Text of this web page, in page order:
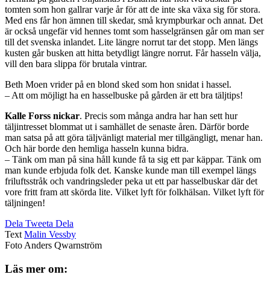
tomten som hon gallrar varje år för att de inte ska växa sig för stora.
Med ens får hon ämnen till skedar, små krympburkar och annat. Det
är också ungefär vid hennes tomt som hasselgränsen går om man ser
till det svenska inlandet. Lite längre norrut tar det stopp. Men längs
kusten går busken att hitta betydligt längre norrut. Får hasseln välja,
vill den bara slippa för brutala vintrar.
Beth Moen vrider på en blond sked som hon snidat i hassel.
– Att om möjligt ha en hasselbuske på gården är ett bra täljtips!
Kalle Forss nickar. Precis som många andra har han sett hur
täljintresset blommat ut i samhället de senaste åren. Därför borde
man satsa på att göra täljvänligt material mer tillgängligt, menar han.
Och här borde den hemliga hasseln kunna bidra.
– Tänk om man på sina håll kunde få ta sig ett par käppar. Tänk om
man kunde erbjuda folk det. Kanske kunde man till exempel längs
friluftsstråk och vandringsleder peka ut ett par hasselbuskar där det
vore fritt fram att skörda lite. Vilket lyft för folkhälsan. Vilket lyft för
täljningen!
Dela Tweeta Dela
TextMalin Vessby
FotoAnders Qwarnström
Läs mer om: